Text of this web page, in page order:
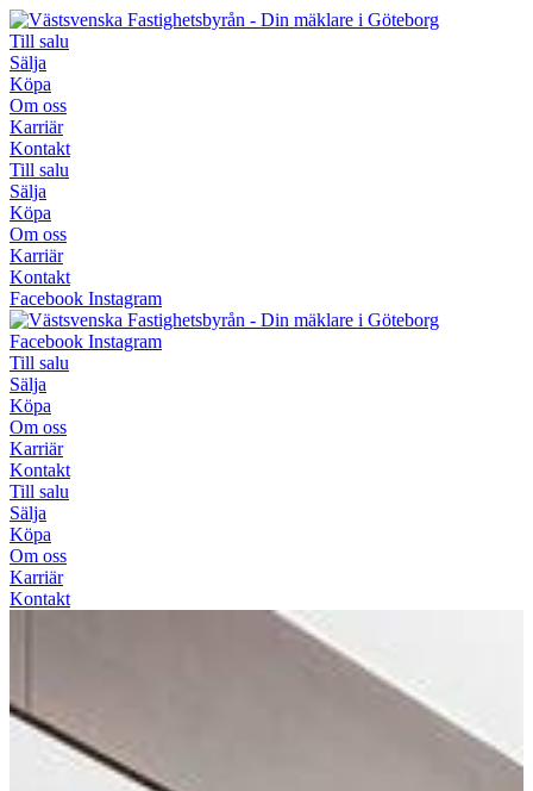
Hoppa
till
innehåll
Till salu
Sälja
Köpa
Om oss
Karriär
Kontakt
Till salu
Sälja
Köpa
Om oss
Karriär
Kontakt
Facebook Instagram
Facebook Instagram
Till salu
Sälja
Köpa
Om oss
Karriär
Kontakt
Till salu
Sälja
Köpa
Om oss
Karriär
Kontakt